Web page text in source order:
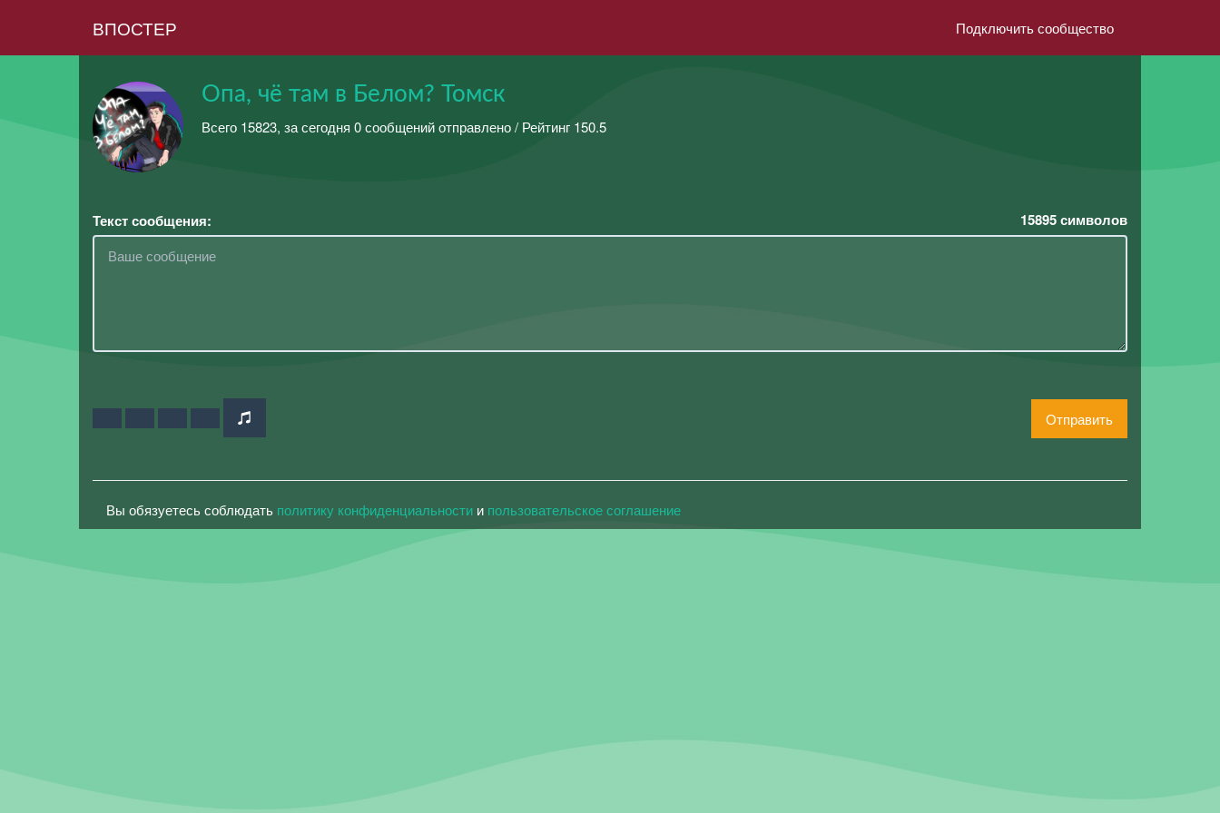
ВПОСТЕР Подключить сообщество
Опа, чё там в Белом? Томск
Всего 15823, за сегодня 0 сообщений отправлено / Рейтинг 150.5
Текст сообщения: 15895символов
Отправить
Вы обязуетесь соблюдать политику конфиденциальности и пользовательское соглашение